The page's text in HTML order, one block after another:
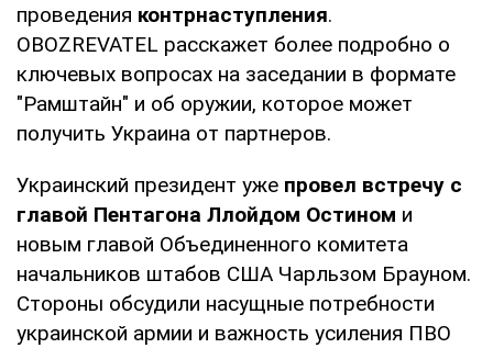
проведения контрнаступления.
OBOZREVATEL расскажет более подробно о
ключевых вопросах на заседании в формате
"Рамштайн" и об оружии, которое может
получить Украина от партнеров.
Украинский президент уже провел встречу с
главой Пентагона Ллойдом Остином и
новым главой Объединенного комитета
начальников штабов США Чарльзом Брауном.
Стороны обсудили насущные потребности
украинской армии и важность усиления ПВО